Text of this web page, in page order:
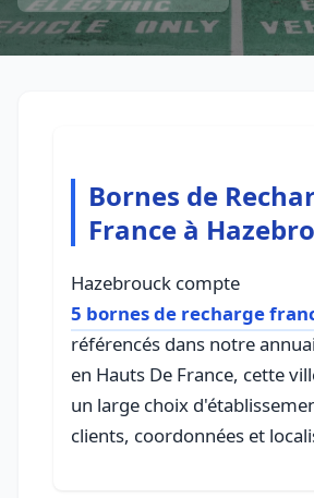
Bornes de
France à
Hazebrouck compte
5 bornes de recharge
référencés dans notre
en Hauts De France, cette
un large choix
clients, coordonnées et